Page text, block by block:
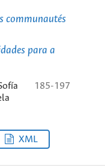
communautés
para a
185-197
XML